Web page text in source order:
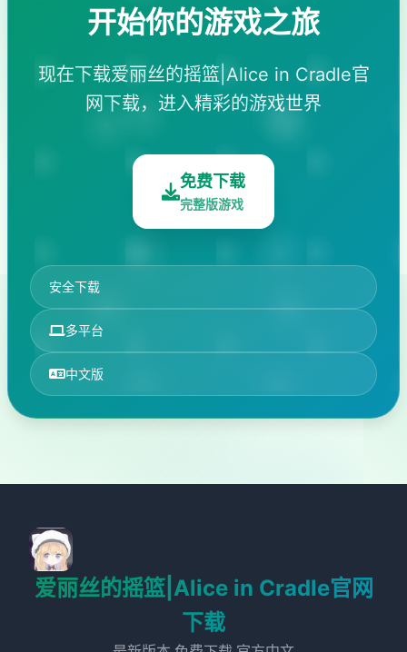
开始你的游戏之旅
现在下载爱丽丝的摇篮|Alice in Cradle官
网下载，进入精彩的游戏世界
免费下载
完整版游戏
安全下载
多平台
中文版
爱丽丝的摇篮|Alice in Cradle官网
下载